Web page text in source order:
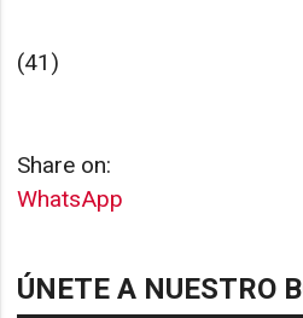
(41)
Share on:
WhatsApp
ÚNETE A NUESTRO